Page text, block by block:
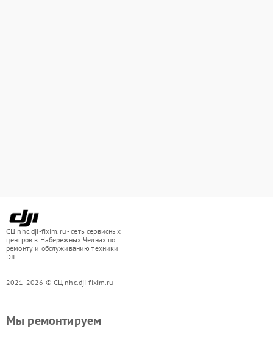
СЦ nhc.dji-fixim.ru - сеть сервисных
центров в Набережных Челнах по
ремонту и обслуживанию техники
DJI
2021-2026 © СЦ nhc.dji-fixim.ru
Мы ремонтируем